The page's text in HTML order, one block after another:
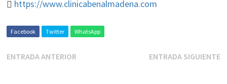
https://www.clinicabenalmadena.com
Facebook Twitter WhatsApp
ENTRADA ANTERIOR ENTRADA SIGUIENTE